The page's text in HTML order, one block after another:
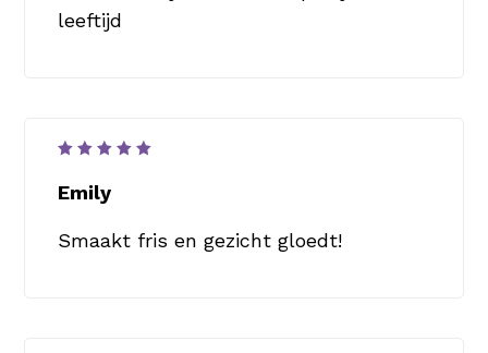
leeftijd
5 uit 5
Emily
Smaakt fris en gezicht gloedt!